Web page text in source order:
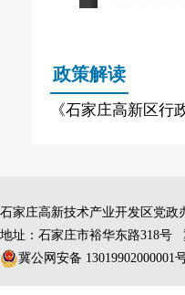
政策解读
《石家庄高新区